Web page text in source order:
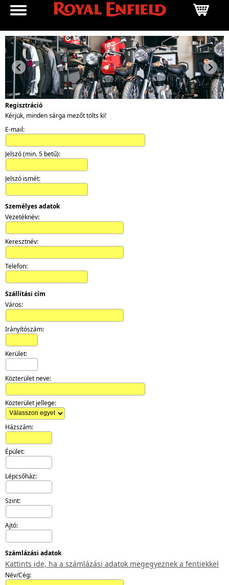
Regisztráció
Kérjük, minden sárga mezőt tölts ki!
E-mail:
Jelszó (min. 5 betű):
Jelszó ismét:
Személyes adatok
Vezetéknév:
Keresztnév:
Telefon:
Szállítási cím
Város:
Irányítószám:
Kerület:
Közterület neve:
Közterület jellege:
Házszám:
Épület:
Lépcsőház:
Szint:
Ajtó:
Számlázási adatok
Kattints ide, ha a számlázási adatok megegyeznek a fentiekkel
Név/Cég: